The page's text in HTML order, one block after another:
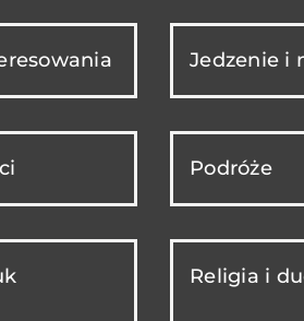
Jedzenie i
Podróże
Religia i